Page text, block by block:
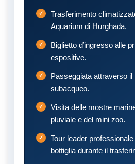
Trasferimento
Aquarium di Hurghada.
Biglietto d’ingresso alle
espositive.
Passeggiata attraverso il
subacqueo.
Visita delle mostre
pluviale e del mini zoo.
Tour leader
bottiglia durante il